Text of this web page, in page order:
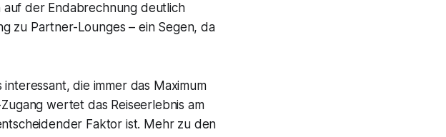
auf der Endabrechnung deutlich
zu Partner-Lounges – ein Segen, da
die immer das Maximum
wertet das Reiseerlebnis am
Faktor ist. Mehr zu den